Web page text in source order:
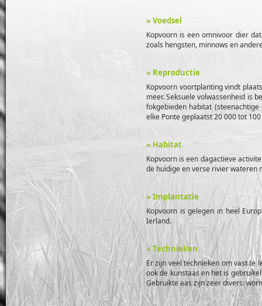
» Voedsel
Kopvoorn is een omnivoor dier
zoals hengsten, minnows en
» Reproductie
Kopvoorn voortplanting vindt
meer. Seksuele volwassenheid is
fokgebieden habitat
elke Ponte geplaatst 20 000 tot
» Habitat
Kopvoorn is een dagactieve
de huidige en verse rivier wateren
» Implantatie
Kopvoorn is gelegen in heel
Ierland.
» Technieken
Er zijn veel technieken om vast te
ook de kunstaas en het is
Gebruikte aas zijn zeer divers: